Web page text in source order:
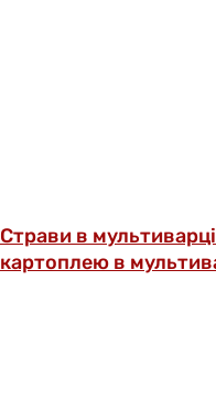
Страви в мультиварці
картоплею в